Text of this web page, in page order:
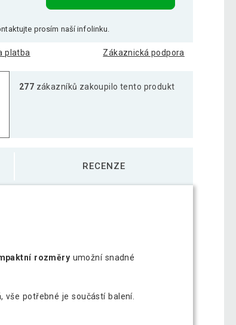
prosím naší infolinku.
platba Zákaznická podpora
277 zákazníků zakoupilo tento produkt
RECENZE
rozměry umožní snadné
vše potřebné je součástí balení.